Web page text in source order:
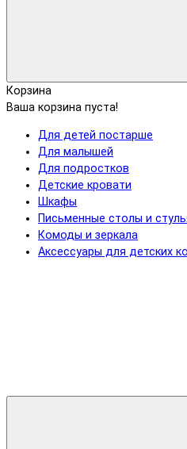
Корзина
Ваша корзина пуста!
Для детей постарше
Для малышей
Для подростков
Детские кровати
Шкафы
Письменные столы и
Комоды и зеркала
Аксессуары для детских